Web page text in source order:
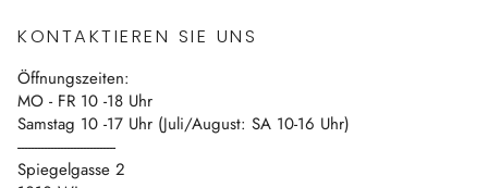
Vertrag widerrufen
Blog
Kontakt
KONTAKTIEREN SIE UNS
Öffnungszeiten:
MO - FR 10 -18 Uhr
Samstag 10 -17 Uhr (Juli/August: SA 10-16 Uhr)
------------------------------
Spiegelgasse 2